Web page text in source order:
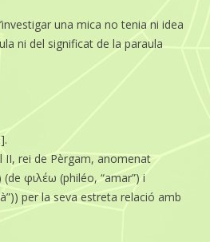
una mica no tenia ni idea
ni del significat de la paraula
II, rei de Pèrgam, anomenat
φιλέω (philéo, “amar”) i
per la seva estreta relació amb